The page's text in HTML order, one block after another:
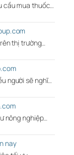
cầu mua thuốc…
thị trường…
người sẽ nghĩ…
nông nghiệp…
nay